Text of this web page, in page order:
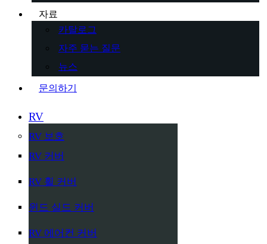
자료
카탈로그
자주 묻는 질문
뉴스
문의하기
RV
RV 보호
RV 커버
RV 휠 커버
윈드 실드 커버
RV 에어컨 커버